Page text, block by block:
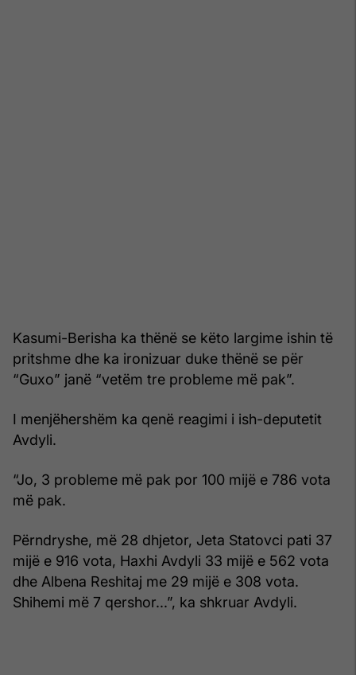
Kasumi-Berisha ka thënë se këto largime ishin të
pritshme dhe ka ironizuar duke thënë se për
“Guxo” janë “vetëm tre probleme më pak”.
I menjëhershëm ka qenë reagimi i ish-deputetit
Avdyli.
“Jo, 3 probleme më pak por 100 mijë e 786 vota
më pak.
Përndryshe, më 28 dhjetor, Jeta Statovci pati 37
mijë e 916 vota, Haxhi Avdyli 33 mijë e 562 vota
dhe Albena Reshitaj me 29 mijë e 308 vota.
Shihemi më 7 qershor...”, ka shkruar Avdyli.